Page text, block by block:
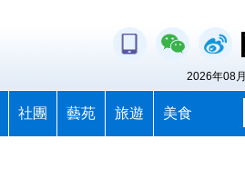
社團 藝苑 旅遊 美食
2026年08